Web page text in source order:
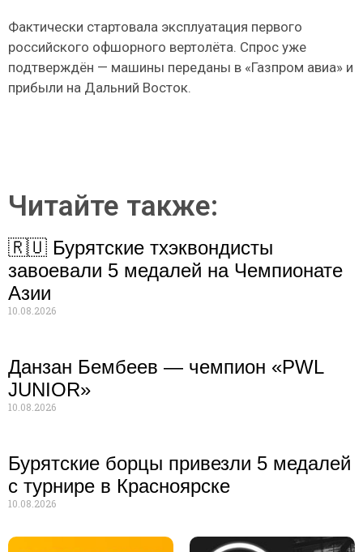
Фактически стартовала эксплуатация первого
российского офшорного вертолёта. Спрос уже
подтверждён — машины переданы в «Газпром авиа» и
прибыли на Дальний Восток.
Читайте также:
🇷🇺 Бурятские тхэквондисты
завоевали 5 медалей на Чемпионате
Азии
10.08.2026
Данзан Бембеев — чемпион «PWL
JUNIOR»
10.08.2026
Бурятские борцы привезли 5 медалей
с турнире в Красноярске
10.08.2026